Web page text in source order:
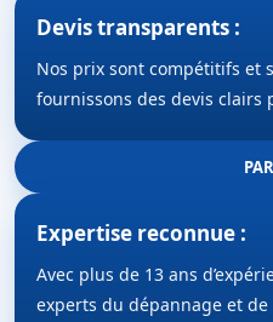
Devis transparents :
Nos prix sont compétitifs et
fournissons des devis clairs
Expertise reconnue :
Avec plus de 13 ans
experts du dépannage et de